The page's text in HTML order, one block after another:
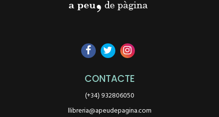
CONTACTE
(+34) 932806050
llibreria@apeudepagina.com